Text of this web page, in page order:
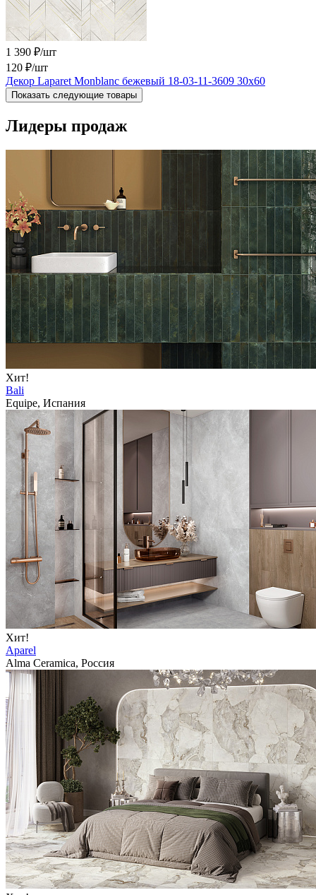
1 390 ₽/шт
120 ₽/шт
Декор Laparet Monblanc бежевый 18-03-11-3609 30х60
Показать следующие товары
Лидеры продаж
Хит!
Bali
Equipe, Испания
Хит!
Aparel
Alma Ceramica, Россия